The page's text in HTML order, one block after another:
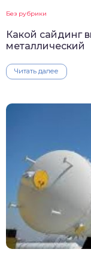
Без рубрики
Какой сайдинг
металлический
Читать далее